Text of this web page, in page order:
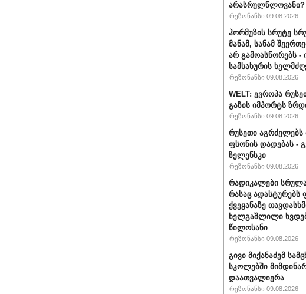
არასრულწლოვანი?
რეზონანსი 09.08.2026
ჰორმუზის სრუტე
მანამ, სანამ
არ გამოასწორებს -
სამსახურის
რეზონანსი 09.08.2026
WELT: ევროპა
გაზის იმპორტს
რეზონანსი 09.08.2026
რუსეთი
ფსონის დადებას -
ზელენსკი
რეზონანსი 09.08.2026
რადიკალები
რასაც ადასტურებს
ქვეყანაზე
ხელგაშლილი
წილოსანი
რეზონანსი 09.08.2026
გივი მიქანაძემ
სკოლებში
დაათვალიერა
რეზონანსი 09.08.2026